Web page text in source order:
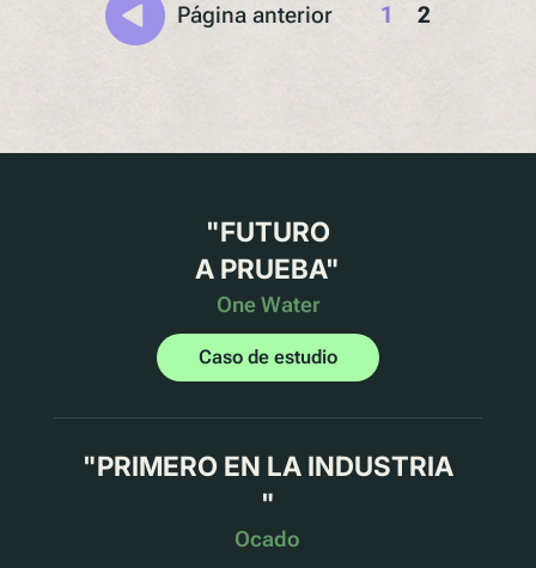
Página anterior 1 2
"FUTURO
A PRUEBA"
One Water
Caso de estudio
"PRIMERO EN LA INDUSTRIA
"
Ocado